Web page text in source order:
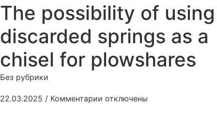
The possibility of using
discarded springs as a
chisel for plowshares
Без рубрики
22.03.2025 / Комментарии к записи The possibility of
отключены